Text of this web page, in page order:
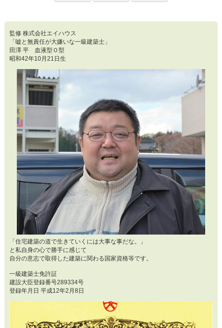
監修 株式会社エイハウス
「嘘と無責任が大嫌いな一級建築士」
田澤 平 血液型Ｏ型
昭和42年10月21日生
「住宅建築の道で生きていくには大事な事だな。」
と私自身の心で勝手に感じて
自分の意志で取得した建築に関わる国家資格等です。
一級建築士免許証
建設大臣登録番号289334号
登録年月日 平成12年2月8日